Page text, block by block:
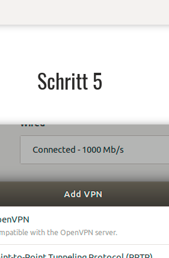
Schritt 5